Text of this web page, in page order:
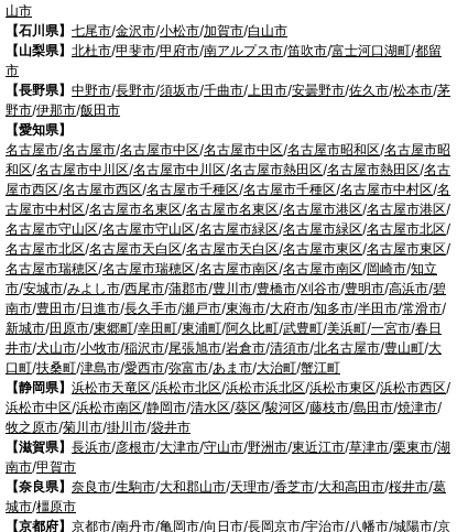
山市
【石川県】 七尾市/金沢市/小松市/加賀市/白山市
【山梨県】 北杜市/甲斐市/甲府市/南アルプス市/笛吹市/富士河口湖町/都留
市
【長野県】 中野市/長野市/須坂市/千曲市/ 上田市/安曇野市/佐久市/松本市/茅
野市/伊那市/飯田市
【愛知県】
名古屋市/名古屋市/名古屋市中区/名古屋市中区/名古屋市昭和区/名古屋市昭
和区/名古屋市中川区/名古屋市中川区/名古屋市熱田区/名古屋市熱田区/名古
屋市西区/名古屋市西区/名古屋市千種区/名古屋市千種区/名古屋市中村区/名
古屋市中村区/名古屋市名東区/名古屋市名東区/名古屋市港区/名古屋市港区/
名古屋市守山区/名古屋市守山区/名古屋市緑区/名古屋市緑区/名古屋市北区/
名古屋市北区/名古屋市天白区/名古屋市天白区/名古屋市東区/名古屋市東区/
名古屋市瑞穂区/名古屋市瑞穂区/名古屋市南区/名古屋市南区/岡崎市/知立
市/安城市/みよし市/西尾市/蒲郡市/豊川市/豊橋市/刈谷市/豊明市/高浜市/碧
南市/豊田市/日進市/長久手市/瀬戸市/東海市/大府市/知多市/半田市/常滑市/
新城市/田原市/東郷町/幸田町/東浦町/阿久比町/武豊町/美浜町/一宮市/春日
井市/犬山市/小牧市/稲沢市/尾張旭市/岩倉市/清須市/北名古屋市/豊山町/大
口町/扶桑町/津島市/愛西市/弥富市/あま市/大治町/蟹江町
【静岡県】 浜松市天竜区/浜松市北区/浜松市浜北区/浜松市東区/浜松市西区/
浜松市中区/浜松市南区/静岡市/清水区/葵区/駿河区/藤枝市/島田市/焼津市/
牧之原市/菊川市/掛川市/袋井市
【滋賀県】 長浜市/彦根市/大津市/守山市/野洲市/東近江市/草津市/栗東市/湖
南市/甲賀市
【奈良県】 奈良市/生駒市/大和郡山市/天理市/香芝市/大和高田市/桜井市/葛
城市/橿原市
【京都府】 京都市/南丹市/亀岡市/向日市/長岡京市/宇治市/八幡市/城陽市/京